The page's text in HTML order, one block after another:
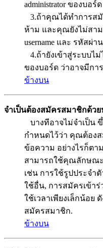
administrator ของบอร์
3.ถ้าคุณได้ทำการส
ห้าม และคุณยังไม่สา
username และ รหัสผ่า
4.ถ้ายังเข้าสู่ระบบไม่
ของบอร์ด ว่าอาจมีกา
ข้างบน
จำเป็นต้องสมัครสมาชิกด้วย
บางทีอาจไม่จำเป็น ขึ้
กำหนดไว้ว่า คุณต้อง
ข้อความ อย่างไรก็ต
สามารถใช้คุณลักษณะ
เช่น การใช้รูปประจำ
ใช้อื่น, การสมัครเข้า
ใช้เวลาเพียงเล็กน้อ
สมัครสมาชิก.
ข้างบน